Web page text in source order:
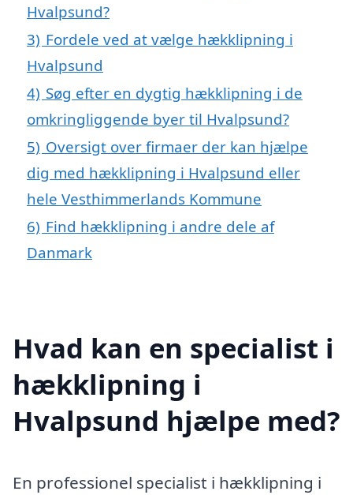
Hvalpsund?
3) Fordele ved at vælge hækklipning i
Hvalpsund
4) Søg efter en dygtig hækklipning i de
omkringliggende byer til Hvalpsund?
5) Oversigt over firmaer der kan hjælpe
dig med hækklipning i Hvalpsund eller
hele Vesthimmerlands Kommune
6) Find hækklipning i andre dele af
Danmark
Hvad kan en specialist i
hækklipning i
Hvalpsund hjælpe med?
En professionel specialist i hækklipning i